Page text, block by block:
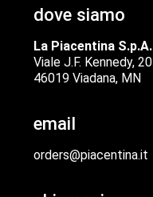
dove siamo
La Piacentina S.p.A.
Viale J.F. Kennedy, 20
46019 Viadana, MN
email
orders@piacentina.it